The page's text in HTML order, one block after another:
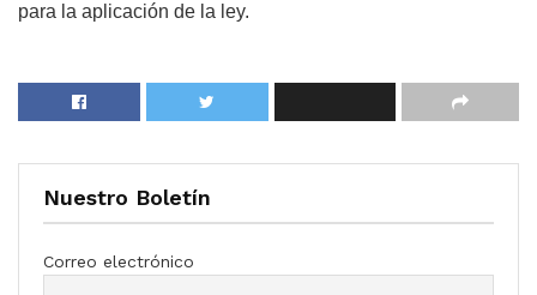
para la aplicación de la ley.
Nuestro Boletín
Correo electrónico